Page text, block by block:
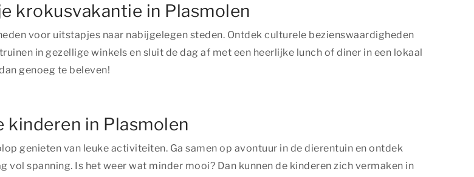
krokusvakantie in Plasmolen
voor uitstapjes naar nabijgelegen steden. Ontdek culturele bezienswaardigheden
in gezellige winkels en sluit de dag af met een heerlijke lunch of diner in een lokaal
genoeg te beleven!
kinderen in Plasmolen
genieten van leuke activiteiten. Ga samen op avontuur in de dierentuin en ontdek
spanning. Is het weer wat minder mooi? Dan kunnen de kinderen zich vermaken in